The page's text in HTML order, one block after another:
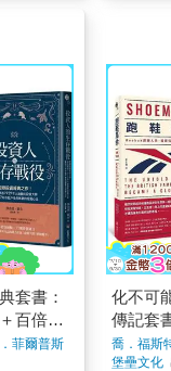
套書：
百倍獲
南
菲爾普斯
化不可
傳記套
挑戰，
喬．福斯
堡壘文化